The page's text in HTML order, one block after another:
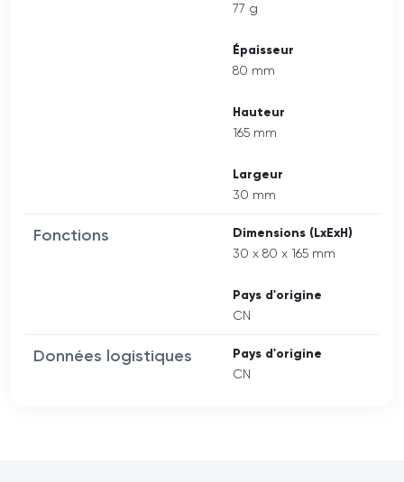
77 g
Épaisseur
80 mm
Hauteur
165 mm
Largeur
30 mm
Fonctions Dimensions (LxExH)
30 x 80 x 165 mm
Pays d'origine
CN
Données logistiques Pays d'origine
CN